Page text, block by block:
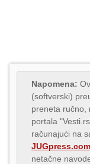
Napomena:
(softverski)
preneta ručno,
portala
računajući na
JUGpress.com
netačne